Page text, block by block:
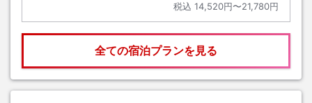
税込 14,520円〜21,780円
全ての宿泊プランを見る